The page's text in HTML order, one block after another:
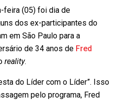
feira (05) foi dia de
dos ex-participantes do
em São Paulo para a
de 34 anos de Fred
reality.
do Líder com o Líder”. Isso
pelo programa, Fred